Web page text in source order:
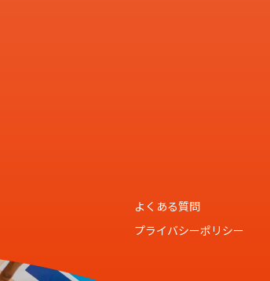
よくある質問
プライバシーポリシー